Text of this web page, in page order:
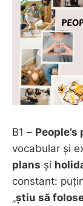
B1 –
vocabular și
plans și
constant:
„știu să